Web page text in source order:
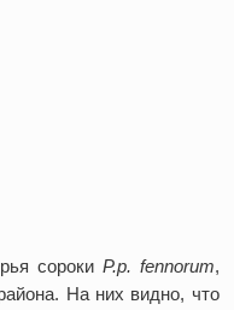
сороки P.p. fennorum,
На них видно, что